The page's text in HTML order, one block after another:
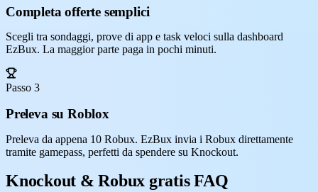
Completa offerte semplici
Scegli tra sondaggi, prove di app e task veloci sulla dashboard
EzBux. La maggior parte paga in pochi minuti.
Passo 3
Preleva su Roblox
Preleva da appena 10 Robux. EzBux invia i Robux direttamente
tramite gamepass, perfetti da spendere su Knockout.
Knockout & Robux gratis FAQ